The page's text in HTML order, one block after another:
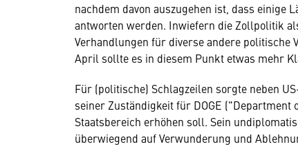
nachdem davon auszugehen ist, dass einige
antworten werden. Inwiefern die Zollpolitik
Verhandlungen für diverse andere politische
April sollte es in diesem Punkt etwas mehr
Für (politische) Schlagzeilen sorgte neben
seiner Zuständigkeit für DOGE
Staatsbereich erhöhen soll. Sein
überwiegend auf Verwunderung und